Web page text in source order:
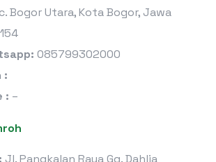
Bogor Utara, Kota Bogor, Jawa
085799302000
:
: –
Jl. Pangkalan Raya Gg. Dahlia